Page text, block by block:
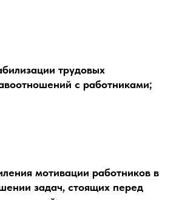
трудовых
с работниками;
мотивации работников в
задач, стоящих перед